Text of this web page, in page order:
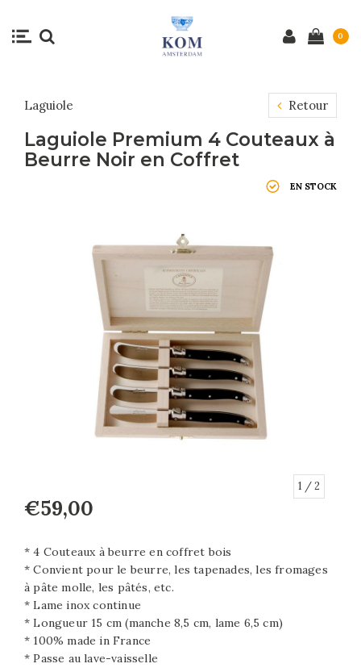
0
Laguiole Retour
Laguiole Premium 4 Couteaux à
Beurre Noir en Coffret
EN STOCK
1 / 2
€59,00
* 4 Couteaux à beurre en coffret bois
* Convient pour le beurre, les tapenades, les fromages
à pâte molle, les pâtés, etc.
* Lame inox continue
* Longueur 15 cm (manche 8,5 cm, lame 6,5 cm)
* 100% made in France
* Passe au lave-vaisselle